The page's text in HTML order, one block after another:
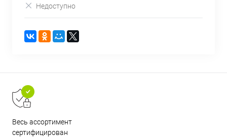
Недоступно
Весь ассортимент
сертифицирован